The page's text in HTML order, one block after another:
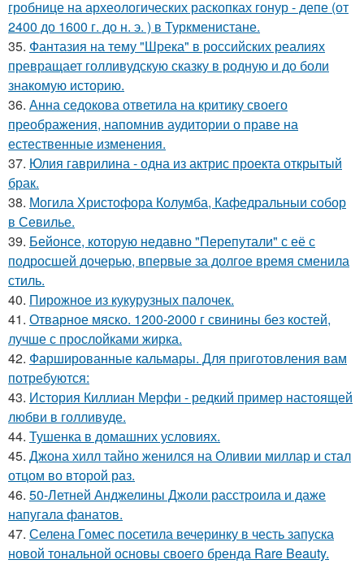
гробнице на археологических раскопках гонур - депе (от
2400 до 1600 г. до н. э. ) в Туркменистане.
35. Фантазия на тему "Шрека" в российских реалиях
превращает голливудскую сказку в родную и до боли
знакомую историю.
36. Анна седокова ответила на критику своего
преображения, напомнив аудитории о праве на
естественные изменения.
37. Юлия гаврилина - одна из актрис проекта открытый
брак.
38. Могила Христофора Колумба, Кафедральныи собор
в Севилье.
39. Бейонсе, которую недавно "Перепутали" с её с
подросшей дочерью, впервые за долгое время сменила
стиль.
40. Пирожное из кукурузных палочек.
41. Отварное мяско. 1200-2000 г свинины без костей,
лучше с прослойками жирка.
42. Фаршированные кальмары. Для приготовления вам
потребуются:
43. История Киллиан Мерфи - редкий пример настоящей
любви в голливуде.
44. Тушенка в домашних условиях.
45. Джона хилл тайно женился на Оливии миллар и стал
отцом во второй раз.
46. 50-Летней Анджелины Джоли расстроила и даже
напугала фанатов.
47. Селена Гомес посетила вечеринку в честь запуска
новой тональной основы своего бренда Rare Beauty.